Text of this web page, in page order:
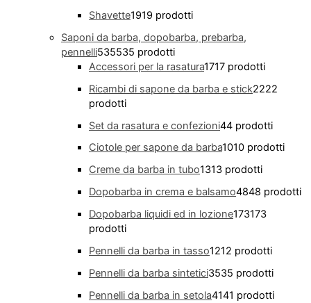
Shavette1919 prodotti
Saponi da barba, dopobarba, prebarba,
pennelli535535 prodotti
Accessori per la rasatura1717 prodotti
Ricambi di sapone da barba e stick2222
prodotti
Set da rasatura e confezioni44 prodotti
Ciotole per sapone da barba1010 prodotti
Creme da barba in tubo1313 prodotti
Dopobarba in crema e balsamo4848 prodotti
Dopobarba liquidi ed in lozione173173
prodotti
Pennelli da barba in tasso1212 prodotti
Pennelli da barba sintetici3535 prodotti
Pennelli da barba in setola4141 prodotti